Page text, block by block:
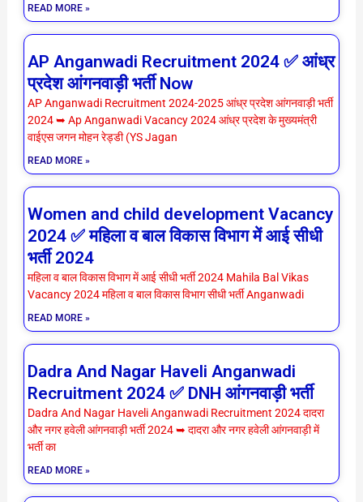
READ MORE »
AP Anganwadi Recruitment 2024 ✅ आंध्र
प्रदेश आंगनवाड़ी भर्ती Now
AP Anganwadi Recruitment 2024-2025 आंध्र प्रदेश आंगनवाड़ी भर्ती
2024 ➥ Ap Anganwadi Vacancy 2024 आंध्र प्रदेश के मुख्यमंत्री
वाईएस जगन मोहन रेड्डी (YS Jagan
READ MORE »
Women and child development Vacancy
2024 ✅ महिला व बाल विकास विभाग में आई सीधी
भर्ती 2024
महिला व बाल विकास विभाग में आई सीधी भर्ती 2024 Mahila Bal Vikas
Vacancy 2024 महिला व बाल विकास विभाग सीधी भर्ती Anganwadi
READ MORE »
Dadra And Nagar Haveli Anganwadi
Recruitment 2024 ✅ DNH आंगनवाड़ी भर्ती
Dadra And Nagar Haveli Anganwadi Recruitment 2024 दादरा
और नगर हवेली आंगनवाड़ी भर्ती 2024 ➥ दादरा और नगर हवेली आंगनवाड़ी में
भर्ती का
READ MORE »